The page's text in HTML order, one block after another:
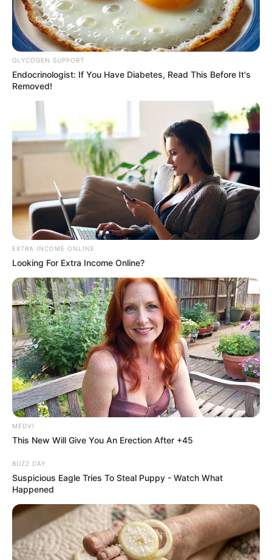
22:20 / 06 Avqust 2026 KRİMİNAL
Velosiped sürən beş yaşlı uşaq
traktorun altında qalaraq öldü
40
GLYCOGEN SUPPORT
Endocrinologist: If You Have Diabetes, Read This Before It's
Removed!
EXTRA INCOME ONLINE
Looking For Extra Income Online?
MEDVI
This New Will Give You An Erection After +45
BUZZ DAY
Suspicious Eagle Tries To Steal Puppy - Watch What
Happened